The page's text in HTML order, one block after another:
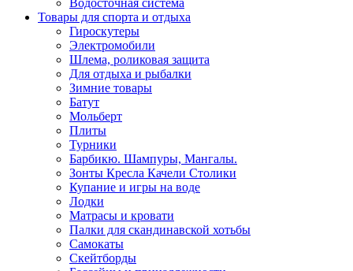
Водосточная система
Товары для спорта и отдыха
Гироскутеры
Электромобили
Шлема, роликовая защита
Для отдыха и рыбалки
Зимние товары
Батут
Мольберт
Плиты
Турники
Барбикю. Шампуры, Мангалы.
Зонты Кресла Качели Столики
Купание и игры на воде
Лодки
Матрасы и кровати
Палки для скандинавской хотьбы
Самокаты
Скейтборды